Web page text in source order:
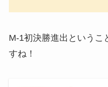
M-1初決勝進出というこ
すね！